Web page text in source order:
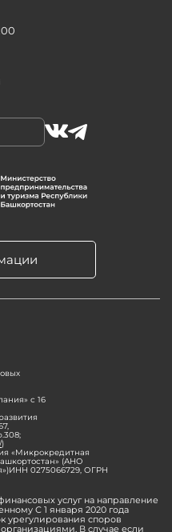
с 16
)
«Микрокредитная
(АНО
0275066729, ОГРН
услуг на направление
С 1 января 2020 года
урегулирования споров
В случае если